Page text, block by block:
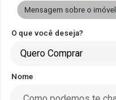
Mensagem sobre o imóvel
O que você deseja?
Quero Comprar
Nome